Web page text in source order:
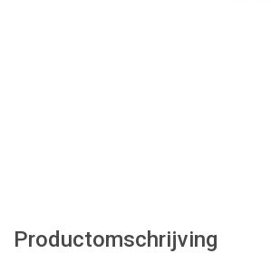
Productomschrijving